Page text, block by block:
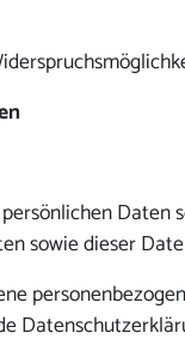
sowie dieser